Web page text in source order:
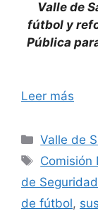
Valle de
fútbol y
Pública
Leer más
Valle de
Etiquetas
Comisión
de
de fútbol,